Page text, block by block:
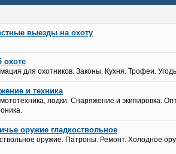
выезды на охоту
охоте
для охотников. Законы. Кухня. Трофеи.
и техника
лодки. Снаряжение и экипировка.
оружие гладкоствольное
оружие. Патроны. Ремонт. Холодное